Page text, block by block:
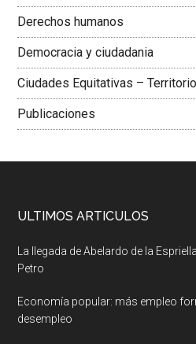
Derechos humanos
Democracia y ciudadania
Ciudades Equitativas –
Publicaciones
ULTIMOS ARTICULOS
La llegada de Abelardo de la
Petro
Economía popular: más empleo
desempleo